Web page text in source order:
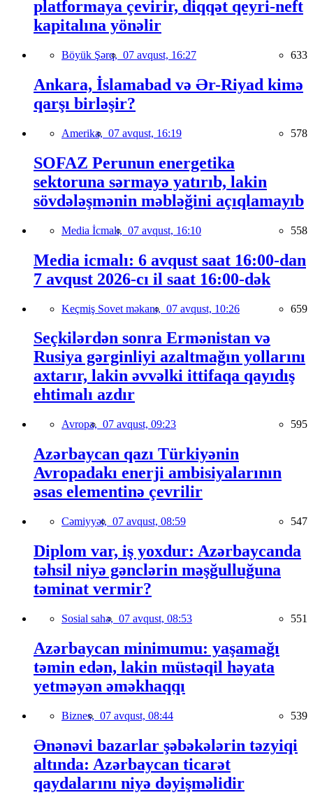
platformaya çevirir, diqqət qeyri-neft
kapitalına yönəlir
Böyük Şərq, 07 avqust, 16:27 633
Ankara, İslamabad və Ər-Riyad kimə
qarşı birləşir?
Amerika, 07 avqust, 16:19 578
SOFAZ Perunun energetika
sektoruna sərmayə yatırıb, lakin
sövdələşmənin məbləğini açıqlamayıb
Media İcmalı, 07 avqust, 16:10 558
Media icmalı: 6 avqust saat 16:00-dan
7 avqust 2026-cı il saat 16:00-dək
Keçmiş Sovet məkanı, 07 avqust, 10:26 659
Seçkilərdən sonra Ermənistan və
Rusiya gərginliyi azaltmağın yollarını
axtarır, lakin əvvəlki ittifaqa qayıdış
ehtimalı azdır
Avropa, 07 avqust, 09:23 595
Azərbaycan qazı Türkiyənin
Avropadakı enerji ambisiyalarının
əsas elementinə çevrilir
Cəmiyyət, 07 avqust, 08:59 547
Diplom var, iş yoxdur: Azərbaycanda
təhsil niyə gənclərin məşğulluğuna
təminat vermir?
Sosial sahə, 07 avqust, 08:53 551
Azərbaycan minimumu: yaşamağı
təmin edən, lakin müstəqil həyata
yetməyən əməkhaqqı
Biznes, 07 avqust, 08:44 539
Ənənəvi bazarlar şəbəkələrin təzyiqi
altında: Azərbaycan ticarət
qaydalarını niyə dəyişməlidir